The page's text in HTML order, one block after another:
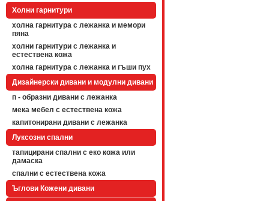
Холни гарнитури
холна гарнитура с лежанка и мемори
пяна
холни гарнитури с лежанка и
естествена кожа
холна гарнитура с лежанка и гъши пух
Дизайнерски дивани и модулни дивани
п - образни дивани с лежанка
мека мебел с естествена кожа
капитонирани дивани с лежанка
Луксозни спални
тапицирани спални с еко кожа или
дамаска
спални с естествена кожа
Ъглови Кожени дивани